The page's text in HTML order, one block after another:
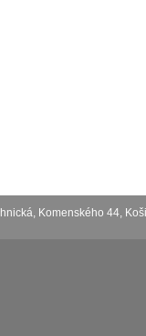
Komenského 44,